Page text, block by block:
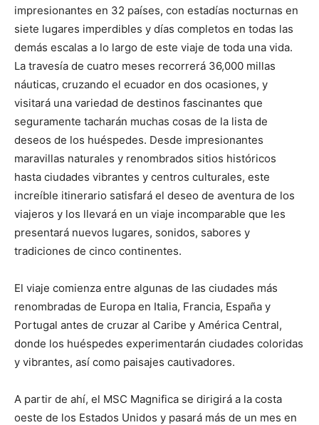
impresionantes en 32 países, con estadías nocturnas en
siete lugares imperdibles y días completos en todas las
demás escalas a lo largo de este viaje de toda una vida.
La travesía de cuatro meses recorrerá 36,000 millas
náuticas, cruzando el ecuador en dos ocasiones, y
visitará una variedad de destinos fascinantes que
seguramente tacharán muchas cosas de la lista de
deseos de los huéspedes. Desde impresionantes
maravillas naturales y renombrados sitios históricos
hasta ciudades vibrantes y centros culturales, este
increíble itinerario satisfará el deseo de aventura de los
viajeros y los llevará en un viaje incomparable que les
presentará nuevos lugares, sonidos, sabores y
tradiciones de cinco continentes.
El viaje comienza entre algunas de las ciudades más
renombradas de Europa en Italia, Francia, España y
Portugal antes de cruzar al Caribe y América Central,
donde los huéspedes experimentarán ciudades coloridas
y vibrantes, así como paisajes cautivadores.
A partir de ahí, el MSC Magnifica se dirigirá a la costa
oeste de los Estados Unidos y pasará más de un mes en